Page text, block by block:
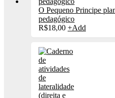
O Pequeno Principe
pedagógico
R$18,00 +Add